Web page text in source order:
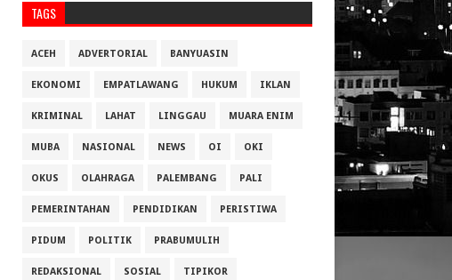
TAGS
ACEH ADVERTORIAL BANYUASIN
EKONOMI EMPATLAWANG HUKUM IKLAN
KRIMINAL LAHAT LINGGAU MUARA ENIM
MUBA NASIONAL NEWS OI OKI
OKUS OLAHRAGA PALEMBANG PALI
PEMERINTAHAN PENDIDIKAN PERISTIWA
PIDUM POLITIK PRABUMULIH
REDAKSIONAL SOSIAL TIPIKOR